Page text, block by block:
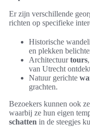
Er zijn verschillende
richten op specifieke
Historische
en plekken
Architectuurtours
van Utrecht
Natuur gerichte
grachten.
Bezoekers kunnen ook
waarbij ze hun eigen
schatten in de steegjes